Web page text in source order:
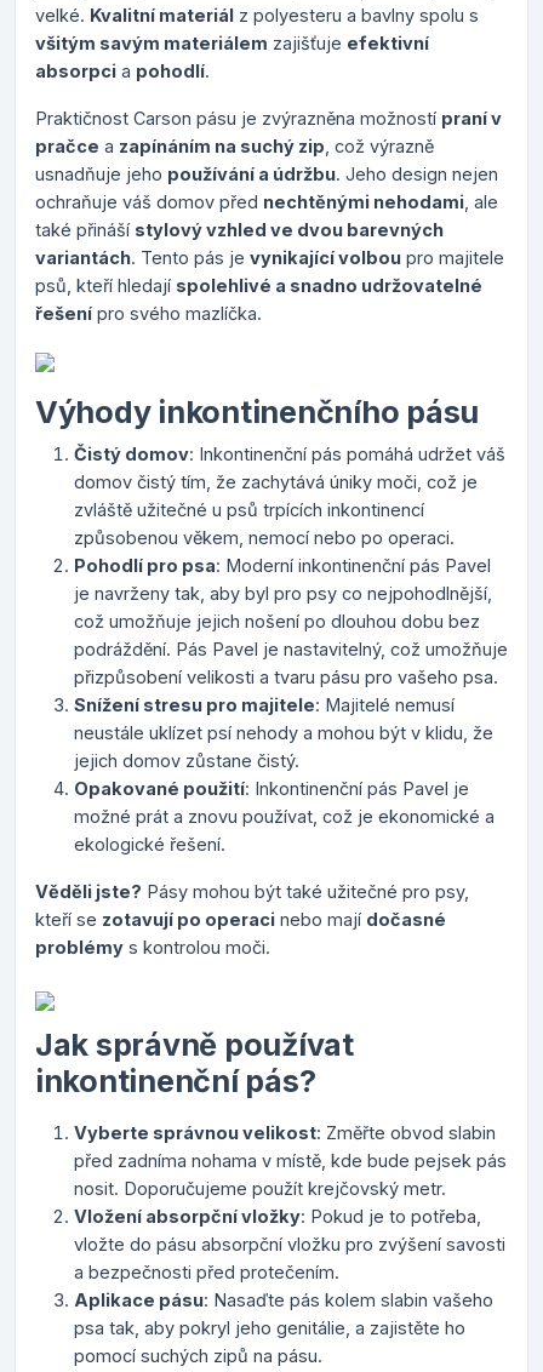
velké. Kvalitní materiál z polyesteru a bavlny spolu s
všitým savým materiálem zajišťuje efektivní
absorpci a pohodlí.
Praktičnost Carson pásu je zvýrazněna možností praní v
pračce a zapínáním na suchý zip , což výrazně
usnadňuje jeho používání a údržbu. Jeho design nejen
ochraňuje váš domov před nechtěnými nehodami , ale
také přináší stylový vzhled ve dvou barevných
variantách. Tento pás je vynikající volbou pro majitele
psů, kteří hledají spolehlivé a snadno udržovatelné
řešení pro svého mazlíčka.
Výhody inkontinenčního pásu
Čistý domov: Inkontinenční pás pomáhá udržet váš
domov čistý tím, že zachytává úniky moči, což je
zvláště užitečné u psů trpících inkontinencí
způsobenou věkem, nemocí nebo po operaci.
Pohodlí pro psa: Moderní inkontinenční pás Pavel
je navrženy tak, aby byl pro psy co nejpohodlnější,
což umožňuje jejich nošení po dlouhou dobu bez
podráždění. Pás Pavel je nastavitelný, což umožňuje
přizpůsobení velikosti a tvaru pásu pro vašeho psa.
Snížení stresu pro majitele: Majitelé nemusí
neustále uklízet psí nehody a mohou být v klidu, že
jejich domov zůstane čistý.
Opakované použití: Inkontinenční pás Pavel je
možné prát a znovu používat, což je ekonomické a
ekologické řešení.
Věděli jste? Pásy mohou být také užitečné pro psy,
kteří se zotavují po operaci nebo mají dočasné
problémy s kontrolou moči.
Jak správně používat
inkontinenční pás?
Vyberte správnou velikost: Změřte obvod slabin
před zadníma nohama v místě, kde bude pejsek pás
nosit. Doporučujeme použít krejčovský metr.
Vložení absorpční vložky: Pokud je to potřeba,
vložte do pásu absorpční vložku pro zvýšení savosti
a bezpečnosti před protečením.
Aplikace pásu: Nasaďte pás kolem slabin vašeho
psa tak, aby pokryl jeho genitálie, a zajistěte ho
pomocí suchých zipů na pásu.